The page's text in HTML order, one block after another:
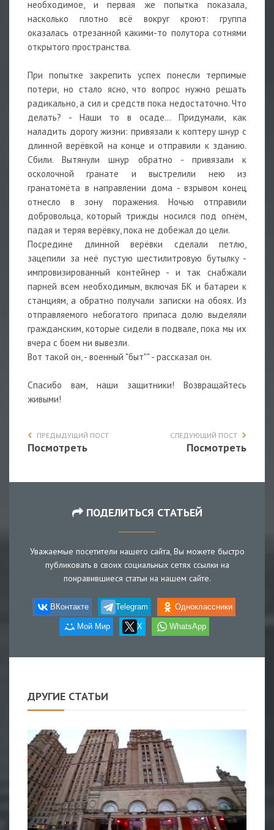
необходимое, и первая же попытка показала,
насколько плотно всё вокруг кроют: группа
оказалась отрезанной какими-то полутора сотнями
открытого пространства.
При попытке закрепить успех понесли терпимые
потери, но стало ясно, что вопрос нужно решать
радикально, а сил и средств пока недостаточно. Что
делать? - Наши то в осаде... Придумали, как
наладить дорогу жизни: привязали к коптеру шнур с
длинной верёвкой на конце и отправили к зданию.
Сбили. Вытянули шнур обратно - привязали к
осколочной гранате и выстрелили нею из
гранатомёта в направлении дома - взрывом конец
отнесло в зону поражения. Ночью отправили
добровольца, который трижды носился под огнём,
падая и теряя верёвку, пока не добежал до цели.
Посредине длинной верёвки сделали петлю,
зацепили за неё пустую шестилитровую бутылку -
импровизированный контейнер - и так снабжали
парней всем необходимым, включая БК и батареи к
станциям, а обратно получали записки на обоях. Из
отправляемого небогатого припаса долю выделяли
гражданским, которые сидели в подвале, пока мы их
вчера с боем ни вывезли.
Вот такой он, - военный "быт"" - рассказал он.
Спасибо вам, наши защитники! Возвращайтесь
живыми!
ПРЕДЫДУЩИЙ ПОСТ
Посмотреть
СЛЕДУЮЩИЙ ПОСТ
Посмотреть
ПОДЕЛИТЬСЯ СТАТЬЕЙ
Уважаемые посетители нашего сайта, Вы можете быстро
публиковать в своих социальных сетях ссылки на
понравившиеся статьи на нашем сайте.
ВКонтакте Telegram Одноклассники
Мой Мир X WhatsApp
ДРУГИЕ СТАТЬИ